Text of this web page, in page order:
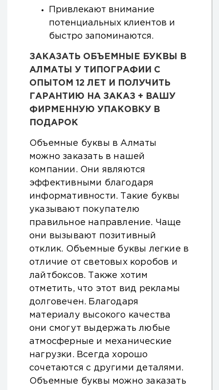
Привлекают внимание
потенциальных клиентов и
быстро запоминаются.
ЗАКАЗАТЬ ОБЪЕМНЫЕ БУКВЫ В
АЛМАТЫ У ТИПОГРАФИИ С
ОПЫТОМ 12 ЛЕТ И ПОЛУЧИТЬ
ГАРАНТИЮ НА ЗАКАЗ + ВАШУ
ФИРМЕННУЮ УПАКОВКУ В
ПОДАРОК
Объемные буквы в Алматы
можно заказать в нашей
компании. Они являются
эффективными благодаря
информативности. Такие буквы
указывают покупателю
правильное направление. Чаще
они вызывают позитивный
отклик. Объемные буквы легкие в
отличие от световых коробов и
лайтбоксов. Также хотим
отметить, что этот вид рекламы
долговечен. Благодаря
материалу высокого качества
они смогут выдержать любые
атмосферные и механические
нагрузки. Всегда хорошо
сочетаются с другими деталями.
Объемные буквы можно заказать